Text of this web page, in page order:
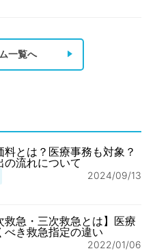
一覧へ
とは？医療事務も対象？
の流れについて
2024/09/13
救急・三次救急とは】医療
べき救急指定の違い
2022/01/06